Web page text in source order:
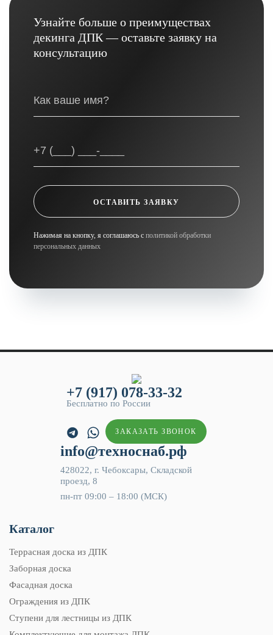
Узнайте больше о преимуществах
декинга ДПК — оставьте заявку на
консультацию
ОСТАВИТЬ ЗАЯВКУ
Нажимая на кнопку, я соглашаюсь с политикой обработки
персональных данных
+7 (917) 078-33-32
Бесплатно по России
ЗАКАЗАТЬ ЗВОНОК
info@техноснаб.рф
428022, г. Чебоксары, Складской
проезд, 8
пн-пт 09:00 – 18:00 (МСК)
Каталог
Террасная доска из ДПК
Заборная доска
Фасадная доска
Ограждения из ДПК
Ступени для лестницы из ДПК